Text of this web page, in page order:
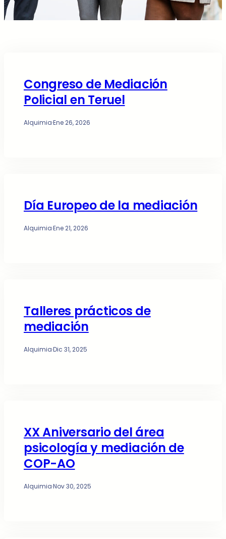
Congreso de Mediación
Policial en Teruel
Alquimia·Ene 26, 2026
Día Europeo de la mediación
Alquimia·Ene 21, 2026
Talleres prácticos de
mediación
Alquimia·Dic 31, 2025
XX Aniversario del área
psicología y mediación de
COP-AO
Alquimia·Nov 30, 2025